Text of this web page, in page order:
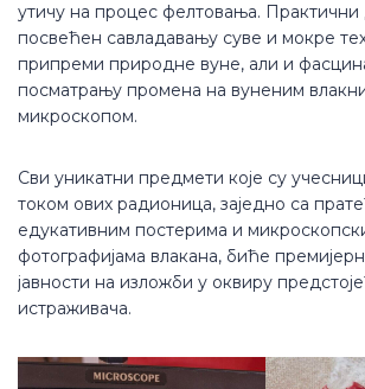
утичу на процес фелтовања. Практични
посвећен савладавању суве и мокре
припреми природне вуне, али и
посматрању промена на вуненим
микроскопом.
Сви уникатни предмети које су
током ових радионица, заједно са
едукативним постерима и
фотографијама влакана, биће
јавности на изложби у оквиру
истраживача.